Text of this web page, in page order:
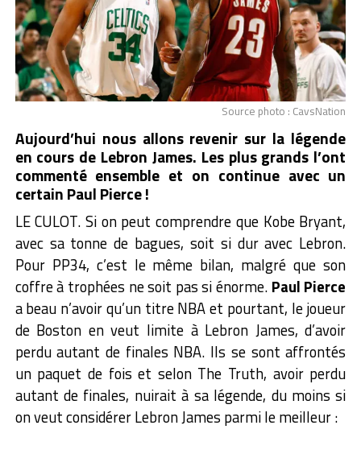
Source photo : CavsNation
Aujourd’hui nous allons revenir sur la légende
en cours de Lebron James. Les plus grands l’ont
commenté ensemble et on continue avec un
certain Paul Pierce !
LE CULOT. Si on peut comprendre que Kobe Bryant,
avec sa tonne de bagues, soit si dur avec Lebron.
Pour PP34, c’est le même bilan, malgré que son
coffre à trophées ne soit pas si énorme. Paul Pierce
a beau n’avoir qu’un titre NBA et pourtant, le joueur
de Boston en veut limite à Lebron James, d’avoir
perdu autant de finales NBA. Ils se sont affrontés
un paquet de fois et selon The Truth, avoir perdu
autant de finales, nuirait à sa légende, du moins si
on veut considérer Lebron James parmi le meilleur :